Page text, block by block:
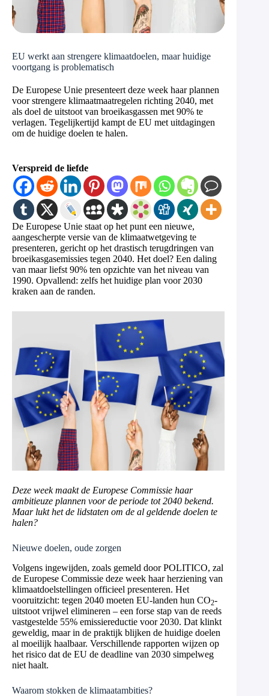
EU werkt aan strengere klimaatdoelen, maar huidige
voortgang is problematisch
De Europese Unie presenteert deze week haar plannen
voor strengere klimaatmaatregelen richting 2040, met
als doel de uitstoot van broeikasgassen met 90% te
verlagen. Tegelijkertijd kampt de EU met uitdagingen
om de huidige doelen te halen.
Verspreid de liefde
De Europese Unie staat op het punt een nieuwe,
aangescherpte versie van de klimaatwetgeving te
presenteren, gericht op het drastisch terugdringen van
broeikasgasemissies tegen 2040. Het doel? Een daling
van maar liefst 90% ten opzichte van het niveau van
1990. Opvallend: zelfs het huidige plan voor 2030
kraken aan de randen.
Deze week maakt de Europese Commissie haar
ambitieuze plannen voor de periode tot 2040 bekend.
Maar lukt het de lidstaten om de al geldende doelen te
halen?
Nieuwe doelen, oude zorgen
Volgens ingewijden, zoals gemeld door POLITICO, zal
de Europese Commissie deze week haar herziening van
klimaatdoelstellingen officieel presenteren. Het
vooruitzicht: tegen 2040 moeten EU-landen hun CO2-
uitstoot vrijwel elimineren – een forse stap van de reeds
vastgestelde 55% emissiereductie voor 2030. Dat klinkt
geweldig, maar in de praktijk blijken de huidige doelen
al moeilijk haalbaar. Verschillende rapporten wijzen op
het risico dat de EU de deadline van 2030 simpelweg
niet haalt.
Waarom stokken de klimaatambities?